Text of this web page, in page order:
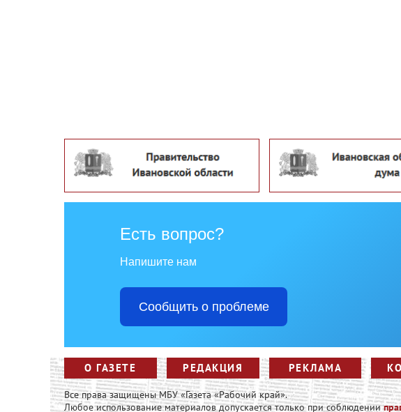
Есть вопрос?
Напишите нам
Сообщить о проблеме
О ГАЗЕТЕ РЕДАКЦИЯ РЕКЛАМА
Все права защищены МБУ «Газета «Рабочий край».
Любое использование материалов допускается только при соблюдении